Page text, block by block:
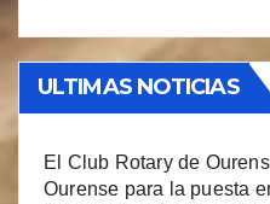
ULTIMAS NOTICIAS
El Club Rotary de
Ourense para la puesta